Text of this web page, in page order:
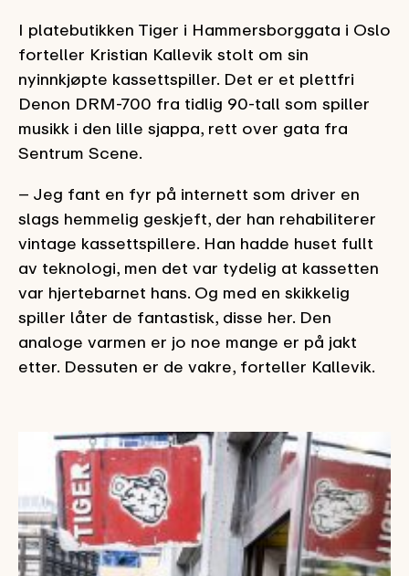
I platebutikken Tiger i Hammersborggata i Oslo
forteller Kristian Kallevik stolt om sin
nyinnkjøpte kassettspiller. Det er et plettfri
Denon DRM-700 fra tidlig 90-tall som spiller
musikk i den lille sjappa, rett over gata fra
Sentrum Scene.
– Jeg fant en fyr på internett som driver en
slags hemmelig geskjeft, der han rehabiliterer
vintage kassettspillere. Han hadde huset fullt
av teknologi, men det var tydelig at kassetten
var hjertebarnet hans. Og med en skikkelig
spiller låter de fantastisk, disse her. Den
analoge varmen er jo noe mange er på jakt
etter. Dessuten er de vakre, forteller Kallevik.